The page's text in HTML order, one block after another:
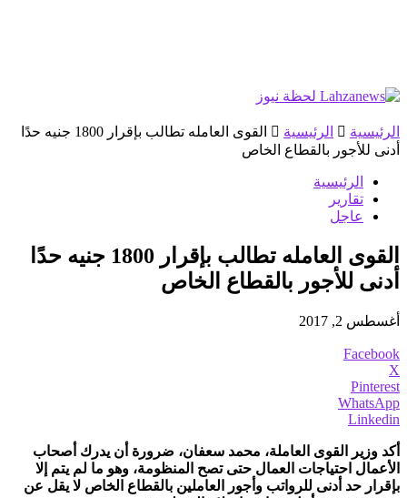
الرئيسية الرئيسية
القوى العامله تطالب بإقرار 1800 جنيه حدًا
أدنى للأجور بالقطاع الخاص
الرئيسية
تقارير
عاجل
القوى العامله تطالب بإقرار 1800 جنيه حدًا
أدنى للأجور بالقطاع الخاص
أغسطس 2, 2017
Facebook
X
Pinterest
WhatsApp
Linkedin
أكد وزير القوى العاملة، محمد سعفان، ضرورة أن يدرك أصحاب
الأعمال احتياجات العمال حتى تصح المنظومة، وهو ما لم يتم إلا
بإقرار حد أدنى للرواتب وأجور العاملين بالقطاع الخاص لا يقل عن